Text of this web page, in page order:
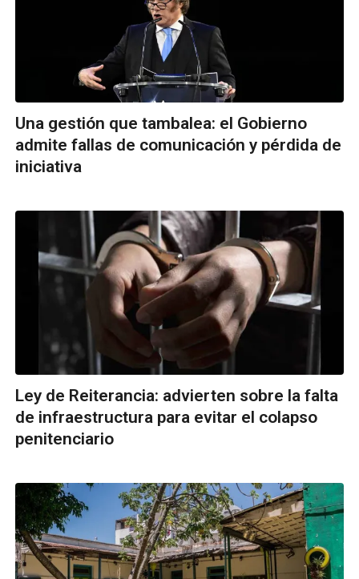
Una gestión que tambalea: el Gobierno
admite fallas de comunicación y pérdida de
iniciativa
Ley de Reiterancia: advierten sobre la falta
de infraestructura para evitar el colapso
penitenciario